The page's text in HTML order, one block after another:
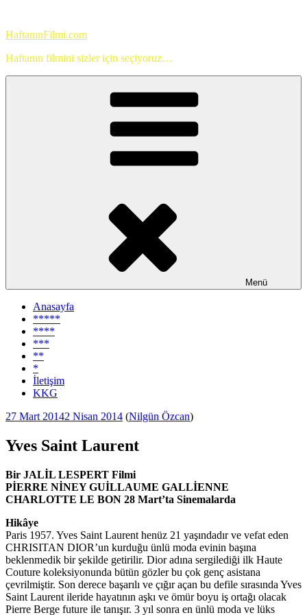
HaftanınFilmi.com
Haftanın filmini sizler için seçiyoruz…
Menü
Anasayfa
*****
****
***
**
*
İletişim
KKG
Yayım
27 Mart 20142 Nisan 2014 (Nilgün Özcan)
Yves Saint Laurent
Bir JALİL LESPERT Filmi
PİERRE NİNEY GUİLLAUME GALLİENNE
CHARLOTTE LE BON 28 Mart’ta Sinemalarda
Hikâye
Paris 1957. Yves Saint Laurent henüz 21 yaşındadır ve vefat eden
CHRISITAN DIOR’un kurduğu ünlü moda evinin başına
beklenmedik bir şekilde getirilir. Dior adına sergilediği ilk Haute
Couture koleksiyonunda bütün gözler bu çok genç asistana
çevrilmiştir. Son derece başarılı ve çığır açan bu defile sırasında Yves
Saint Laurent ileride hayatının aşkı ve ömür boyu iş ortağı olacak
Pierre Berge future ile tanışır. 3 yıl sonra en ünlü moda ve lüks